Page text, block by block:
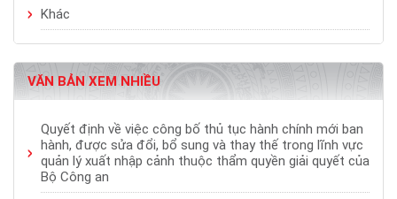
Khác
VĂN BẢN XEM NHIỀU
Quyết định về việc công bố thủ tục hành chính mới ban
hành, được sửa đổi, bổ sung và thay thế trong lĩnh vực
quản lý xuất nhập cảnh thuộc thẩm quyền giải quyết của
Bộ Công an